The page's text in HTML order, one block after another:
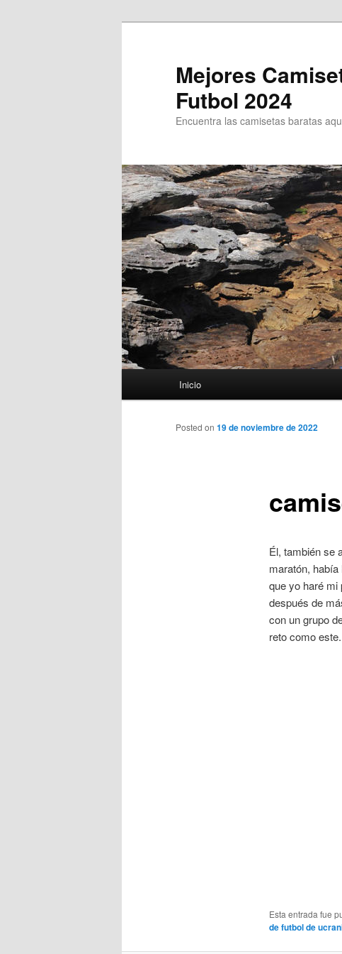
Mejores
Futbol 2024
Encuentra las camisetas baratas
Inicio
Posted on 19 de noviembre de 2022
Él, también se
maratón,
que yo haré mi
después de
con un grupo
reto como este.
Esta entrada fue
de futbol de